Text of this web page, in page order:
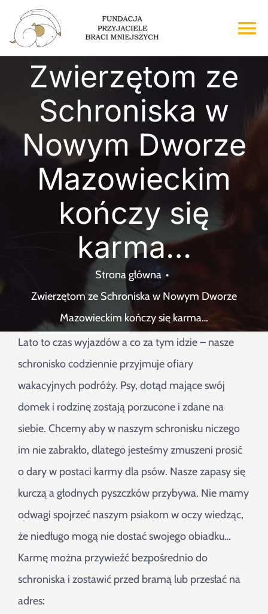
Przejdź
zawartości
Strona główna
O nas
Adopcje
Wsparcie
Zwierzętom ze
Schroniska w
Nowym Dworze
Mazowieckim
kończy się
karma…
Strona główna
Zwierzętom ze Schroniska w Nowym Dworze
Mazowieckim kończy się karma…
Lato to czas wyjazdów a co za tym idzie – nasze
schronisko codziennie przyjmuje ofiary
wakacyjnych podróży. Psy, dotąd mające swój
domek i rodzinę zostają porzucone i zdane na
siebie. Chcemy aby w naszym schronisku niczego
im nie zabrakło, dlatego jesteśmy zmuszeni prosić
o dary w postaci karmy dla psów. Nasze zapasy się
kurczą a głodnych pyszczków przybywa. Nie mamy
odwagi spojrzeć naszym psiakom w oczy wiedząc,
że niedługo mogą nie dostać swojego obiadku…
Karmę można przywieźć bezpośrednio do
schroniska i zostawić przed bramą lub przesłać na
adres: